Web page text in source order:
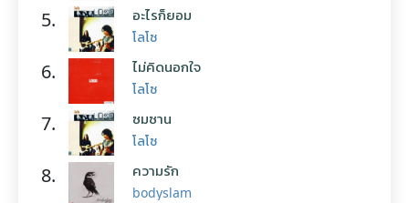
5. อะไรก็ยอม
โลโซ
6. ไม่คิดนอกใจ
โลโซ
7. ซมซาน
โลโซ
8. ความรัก
bodyslam